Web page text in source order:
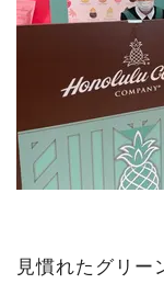
見慣れたグリー